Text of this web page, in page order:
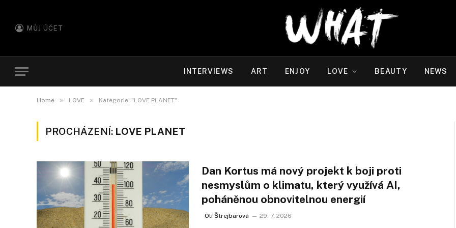
MŮJ ÚČET
INTERVIEWS ART ENJOY LOVE BEAUTY NEWS
Home » LOVE » Kategorie: "LOVE PLANET"
PROCHÁZENÍ: LOVE PLANET
Dan Kortus má nový projekt k boji proti
nesmyslům o klimatu, který využívá AI,
poháněnou obnovitelnou energií
Olí Štrejbarová 29. 7. 2026